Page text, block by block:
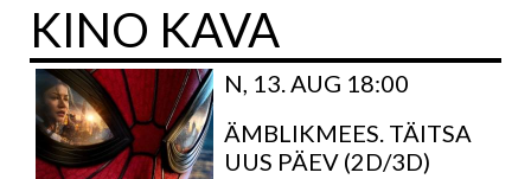
KINO KAVA
N, 13. AUG 18:00
ÄMBLIKMEES. TÄITSA
UUS PÄEV (2D/3D)